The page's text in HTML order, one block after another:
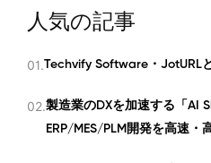
人気の記事
01.Techvify Software・JotURL
02.製造業のDXを加速する「AI
ERP/MES/PLM開発を高速・